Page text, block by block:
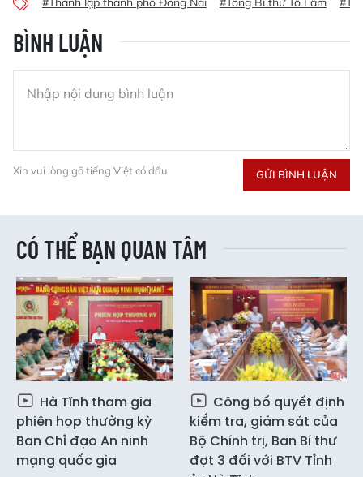
BÌNH LUẬN
Xin vui lòng gõ tiếng Việt có dấu GỬI BÌNH LUẬN
CÓ THỂ BẠN QUAN TÂM
Hà Tĩnh tham gia
phiên họp thường kỳ
Ban Chỉ đạo An ninh
mạng quốc gia
Công bố quyết định
kiểm tra, giám sát của
Bộ Chính trị, Ban Bí thư
đợt 3 đối với BTV Tỉnh